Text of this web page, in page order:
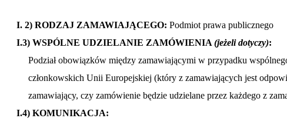
I. 2) RODZAJ ZAMAWIAJĄCEGO: Podmiot prawa publicznego
I.3) WSPÓLNE UDZIELANIE ZAMÓWIENIA (jeżeli dotyczy):
Podział obowiązków między zamawiającymi w przypadku
członkowskich Unii Europejskiej (który z zamawiających jest
zamawiający, czy zamówienie będzie udzielane przez każdego z
I.4) KOMUNIKACJA: